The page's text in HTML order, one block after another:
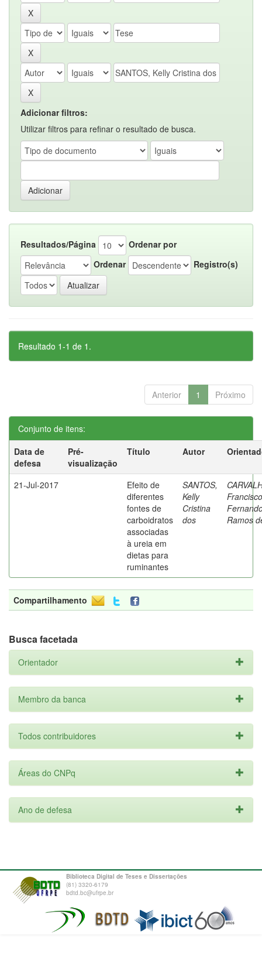
Adicionar filtros:
Utilizar filtros para refinar o resultado de busca.
Resultados/Página
Ordenar por
Ordenar
Registro(s)
Resultado 1-1 de 1.
Anterior 1 Próximo
Conjunto de itens:
Data de
defesa
Pré-
visualização
Título Autor
21-Jul-2017
Efeito de
diferentes
fontes de
carboidratos
associadas
à ureia em
dietas para
ruminantes
SANTOS,
Kelly
Cristina
dos
Francisco
Ramos
Compartilhamento
Busca facetada
Orientador
Membro da banca
Todos contribuidores
Áreas do CNPq
Ano de defesa
Biblioteca Digital de Teses e Dissertações
(81) 3320-6179
bdtd.bc@ufrpe.br